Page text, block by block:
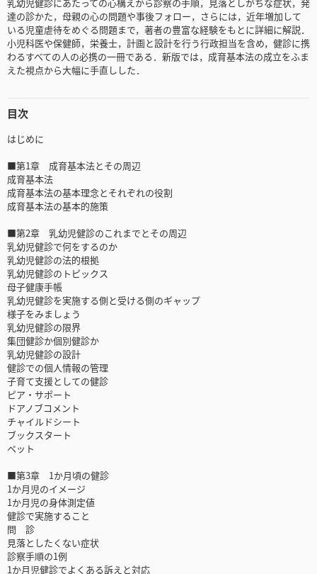
達の診かた，母親の心の問題や事後フォロー，さらには，近年増加して
いる児童虐待をめぐる問題まで，著者の豊富な経験をもとに詳細に解説．
小児科医や保健師，栄養士，計画と設計を行う行政担当を含め，健診に携
わるすべての人の必携の一冊である．新版では，成育基本法の成立をふま
えた視点から大幅に手直しした．
目次
はじめに
■第1章 成育基本法とその周辺
成育基本法
成育基本法の基本理念とそれぞれの役割
成育基本法の基本的施策
■第2章 乳幼児健診のこれまでとその周辺
乳幼児健診で何をするのか
乳幼児健診の法的根拠
乳幼児健診のトピックス
母子健康手帳
乳幼児健診を実施する側と受ける側のギャップ
様子をみましょう
乳幼児健診の限界
集団健診か個別健診か
乳幼児健診の設計
健診での個人情報の管理
子育て支援としての健診
ピア・サポート
ドアノブコメント
チャイルドシート
ブックスタート
ペット
■第3章 1か月頃の健診
1か月児のイメージ
1か月児の身体測定値
健診で実施すること
問 診
見落としたくない症状
診察手順の1例
1か月児健診でよくある訴えと対応